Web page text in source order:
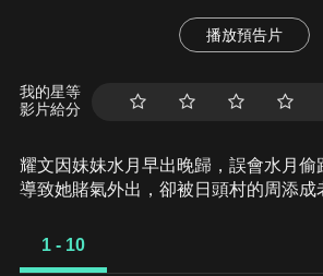
播放預告片
我的星等
影片給分
耀文因妹妹水月早出晚歸，誤會水月偷
導致她賭氣外出，卻被日頭村的周添成
到處尋找被秀桃與忠義看見，秀桃與忠
1 - 10